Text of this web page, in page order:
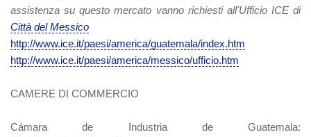
assistenza su questo mercato vanno richiesti all'Ufficio ICE di
Città del Messico
http://www.ice.it/paesi/america/guatemala/index.htm
http://www.ice.it/paesi/america/messico/ufficio.htm
CAMERE DI COMMERCIO
Cámara de Industria de Guatemala: